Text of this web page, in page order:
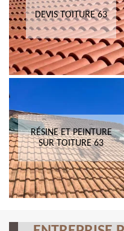
DEVIS TOITURE 63
RÉSINE ET PEINTURE
SUR TOITURE 63